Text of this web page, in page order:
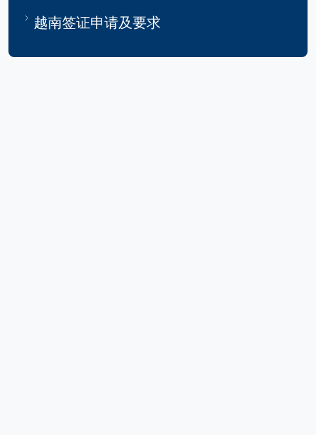
越南签证申请及要求